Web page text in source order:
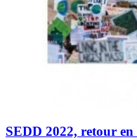
SEDD 2022, retour en